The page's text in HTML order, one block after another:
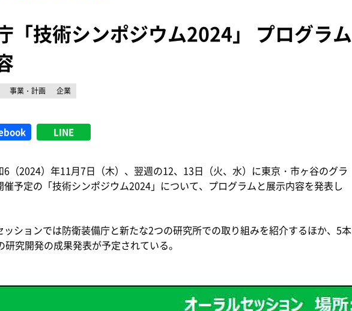
「技術シンポジウム2024」 プログラム
事業・計画
企業
LINE
（2024）年11月7日（木）、翌週の12、13日（火、水）に東京・市ヶ谷のグラ
催予定の「技術シンポジウム2024」について、プログラムと展示内容を発表し
ションでは防衛装備庁と新たな2つの研究所での取り組みを紹介するほか、5本
究開発の成果発表が予定されている。